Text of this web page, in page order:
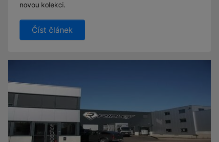
novou kolekci.
Číst článek